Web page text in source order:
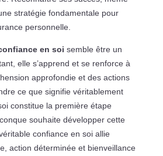
stratégie fondamentale pour
personnelle.
en soi semble être un
elle s’apprend et se renforce à
approfondie et des actions
ce que signifie véritablement
constitue la première étape
souhaite développer cette
confiance en soi allie
action déterminée et bienveillance